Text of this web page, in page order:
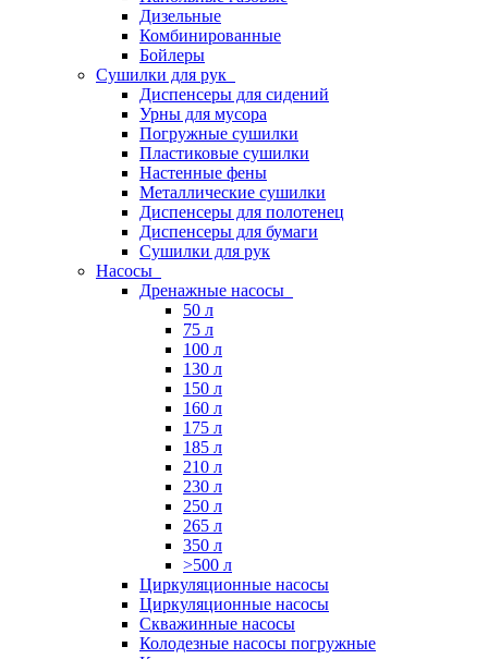
Дизельные
Комбинированные
Бойлеры
Сушилки для рук
Диспенсеры для сидений
Урны для мусора
Погружные сушилки
Пластиковые сушилки
Настенные фены
Металлические сушилки
Диспенсеры для полотенец
Диспенсеры для бумаги
Сушилки для рук
Насосы
Дренажные насосы
50 л
75 л
100 л
130 л
150 л
160 л
175 л
185 л
210 л
230 л
250 л
265 л
350 л
>500 л
Циркуляционные насосы
Циркуляционные насосы
Скважинные насосы
Колодезные насосы погружные